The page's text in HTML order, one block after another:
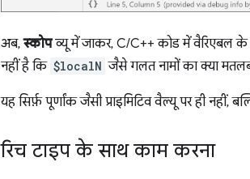
अब,स्कोपव्यू में जाकर, C/C++ कोड में वैरिएबल
नहीं है कि $localN जैसे गलत नामों का क्या
यह सिर्फ़ पूर्णांक जैसी प्राइमिटिव वैल्यू पर ही नहीं,
रिच टाइप के साथ काम करना